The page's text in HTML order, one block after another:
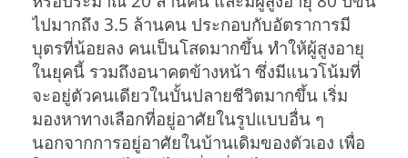
ไปมากถึง 3.5 ล้านคน ประกอบกับอัตราการมี
บุตรที่น้อยลง คนเป็นโสดมากขึ้น ทำให้ผู้สูงอายุ
ในยุคนี้ รวมถึงอนาคตข้างหน้า ซึ่งมีแนวโน้มที่
จะอยู่ตัวคนเดียวในบั้นปลายชีวิตมากขึ้น เริ่ม
มองหาทางเลือกที่อยู่อาศัยในรูปแบบอื่น ๆ
นอกจากการอยู่อาศัยในบ้านเดิมของตัวเอง เพื่อ